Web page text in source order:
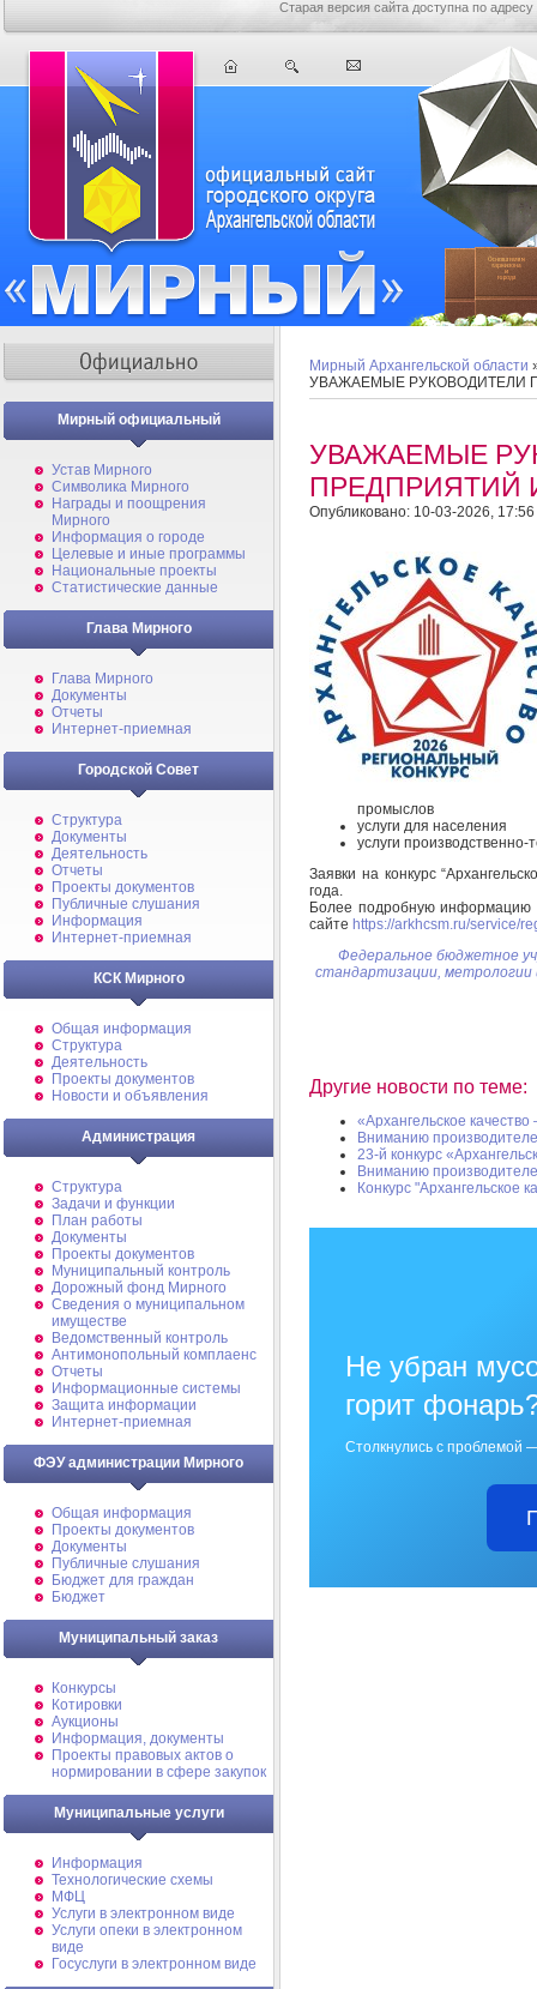
Старая версия сайта доступна по адресу
Мирный официальный
Устав Мирного
Символика Мирного
Награды и поощрения
Мирного
Информация о городе
Целевые и иные программы
Национальные проекты
Статистические данные
Глава Мирного
Глава Мирного
Документы
Отчеты
Интернет-приемная
Городской Совет
Структура
Документы
Деятельность
Отчеты
Проекты документов
Публичные слушания
Информация
Интернет-приемная
КСК Мирного
Общая информация
Структура
Деятельность
Проекты документов
Новости и объявления
Администрация
Структура
Задачи и функции
План работы
Документы
Проекты документов
Муниципальный контроль
Дорожный фонд Мирного
Cведения о муниципальном
имуществе
Ведомственный контроль
Антимонопольный комплаенс
Отчеты
Информационные системы
Защита информации
Интернет-приемная
ФЭУ администрации Мирного
Общая информация
Проекты документов
Документы
Публичные слушания
Бюджет для граждан
Бюджет
Муниципальный заказ
Конкурсы
Котировки
Аукционы
Информация, документы
Проекты правовых актов о
нормировании в сфере закупок
Муниципальные услуги
Информация
Технологические схемы
МФЦ
Услуги в электронном виде
Услуги опеки в электронном
виде
Госуслуги в электронном виде
Мирный Архангельской области
УВАЖАЕМЫЕ РУКОВОДИТЕЛИ
УВАЖАЕМЫЕ
ПРЕДПРИЯТИЙ
Опубликовано: 10-03-2026, 17:56
промыслов
услуги для населения
услуги производственно-
Заявки на конкурс
года.
Более подробную информацию
сайте https://arkhcsm.ru/service/
Федеральное бюджетное
стандартизации, метрологии
Другие новости по теме:
«Архангельское качество
Вниманию
23-й конкурс
Вниманию
Конкурс "Архангельское
Не убран
горит
Столкнулись с проблемой